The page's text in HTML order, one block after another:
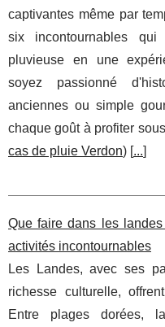
captivantes même par
six incontournables qui
pluvieuse en une
soyez passionné
anciennes ou simple
chaque goût à profiter
cas de pluie Verdon) [...]
Que faire dans les
activités incontournables
Les Landes, avec ses
richesse culturelle,
Entre plages dorées,